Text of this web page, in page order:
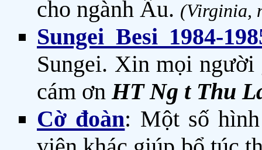
cho ngành Ấu. (Virginia,
Sungei Besi 1984-
Sungei. Xin mọi người
cám ơnHT Ng t Thu
Cờ đoàn: Một số